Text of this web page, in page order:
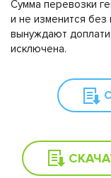
Сумма перевозки
и не изменится без
вынуждают
исключена.